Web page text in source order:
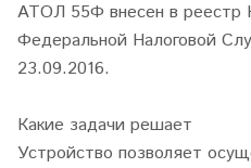
АТОЛ 55Ф внесен в реестр
Федеральной Налоговой
23.09.2016.
Какие задачи решает
Устройство позволяет